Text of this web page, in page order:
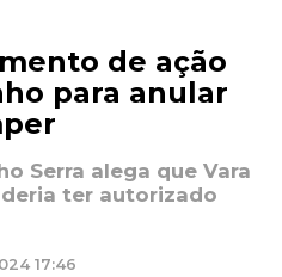
de ação
para anular
Serra alega que Vara
ter autorizado
17:46